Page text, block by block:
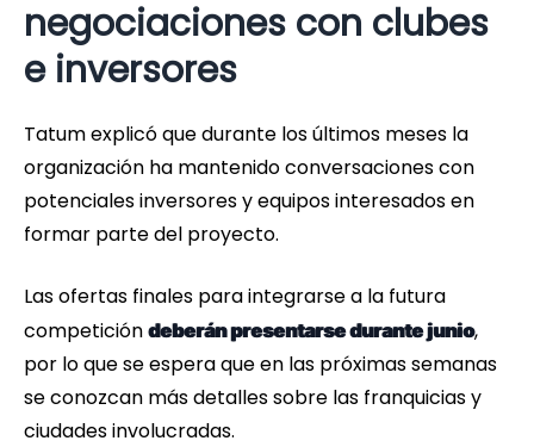
negociaciones con clubes
e inversores
Tatum explicó que durante los últimos meses la
organización ha mantenido conversaciones con
potenciales inversores y equipos interesados en
formar parte del proyecto.
Las ofertas finales para integrarse a la futura
competición deberán presentarse durante junio,
por lo que se espera que en las próximas semanas
se conozcan más detalles sobre las franquicias y
ciudades involucradas.